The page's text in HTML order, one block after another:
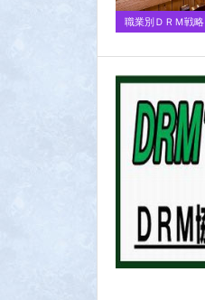
職業別ＤＲＭ戦略